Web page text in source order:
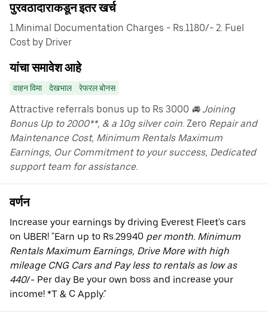
पुरवठादाराकडून इतर खर्च
1.Minimal Documentation Charges - Rs.1180/- 2. Fuel
Cost by Driver
यांचा समावेश आहे
वाहन विमा देखभाल रेफरल बोनस
Attractive referrals bonus up to Rs 3000 🚘 Joining
Bonus Up to 2000**, & a 10g silver coin. Zero Repair and
Maintenance Cost, Minimum Rentals Maximum
Earnings, Our Commitment to your success, Dedicated
support team for assistance.
वर्णन
Increase your earnings by driving Everest Fleet's cars
on UBER! "Earn up to Rs.29940 per month. Minimum
Rentals Maximum Earnings, Drive More with high
mileage CNG Cars and Pay less to rentals as low as
440/- Per day Be your own boss and increase your
income! *T & C Apply."